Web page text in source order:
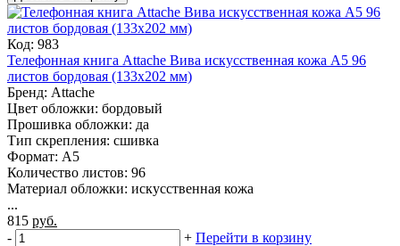
Код: 983
Телефонная книга Attache Вива искусственная кожа А5 96
листов бордовая (133х202 мм)
Бренд: Attache
Цвет обложки: бордовый
Прошивка обложки: да
Тип скрепления: сшивка
Формат: A5
Количество листов: 96
Материал обложки: искусственная кожа
...
815 руб.
-
+ Перейти в корзину